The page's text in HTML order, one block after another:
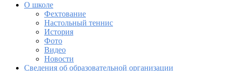
О школе
Фехтование
Настольный теннис
История
Фото
Видео
Новости
Сведения об образовательной организации